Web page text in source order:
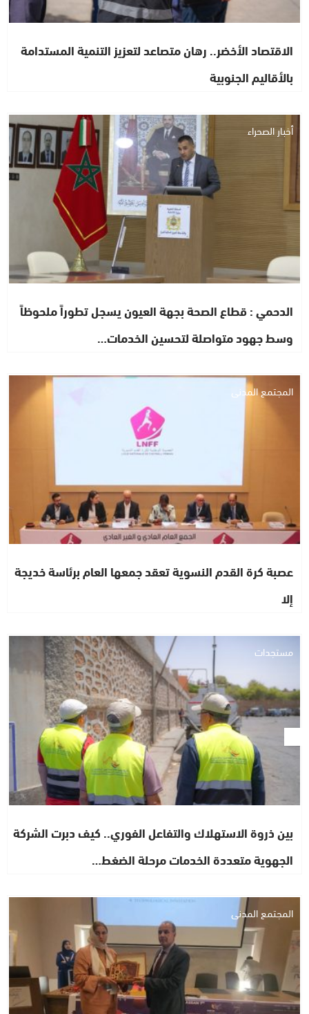
الاقتصاد الأخضر.. رهان متصاعد لتعزيز التنمية المستدامة
بالأقاليم الجنوبية
أخبار الصحراء
الدحمي : قطاع الصحة بجهة العيون يسجل تطوراً ملحوظاً
وسط جهود متواصلة لتحسين الخدمات…
المجتمع المدني
عصبة كرة القدم النسوية تعقد جمعها العام برئاسة خديجة
إلا
مستجدات
بين ذروة الاستهلاك والتفاعل الفوري.. كيف دبرت الشركة
الجهوية متعددة الخدمات مرحلة الضغط…
المجتمع المدني